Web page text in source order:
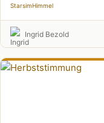
StarsimHimmel
Ingrid Bezold